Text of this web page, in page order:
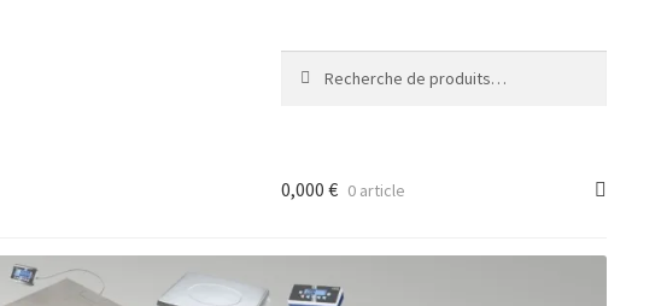
Recherche avancée
0,000 € 0 article